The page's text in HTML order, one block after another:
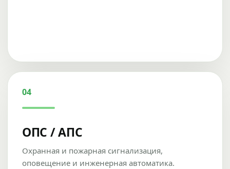
04
ОПС / АПС
Охранная и пожарная сигнализация,
оповещение и инженерная автоматика.